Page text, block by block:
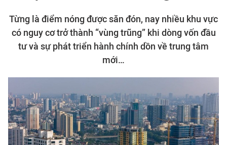
Từng là điểm nóng được săn đón, nay nhiều khu vực
có nguy cơ trở thành “vùng trũng” khi dòng vốn đầu
tư và sự phát triển hành chính dồn về trung tâm
mới…